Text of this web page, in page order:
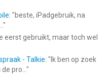
: "beste, iPadgebruik, na
"
eerst gebruikt, maar toch wel
- Talkie: " Ik ben op zoek
pro... "